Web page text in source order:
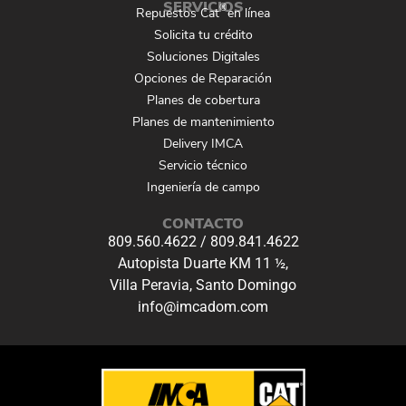
SERVICIOS
Repuestos Cat®en línea
Solicita tu crédito
Soluciones Digitales
Opciones de Reparación
Planes de cobertura
Planes de mantenimiento
Delivery IMCA
Servicio técnico
Ingeniería de campo
CONTACTO
809.560.4622 / 809.841.4622
Autopista Duarte KM 11 ½,
Villa Peravia, Santo Domingo
info@imcadom.com